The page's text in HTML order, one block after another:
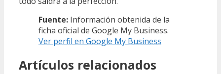
Fuente: Información obtenida de la
ficha oficial de Google My Business.
Ver perfil en Google My Business
Artículos relacionados